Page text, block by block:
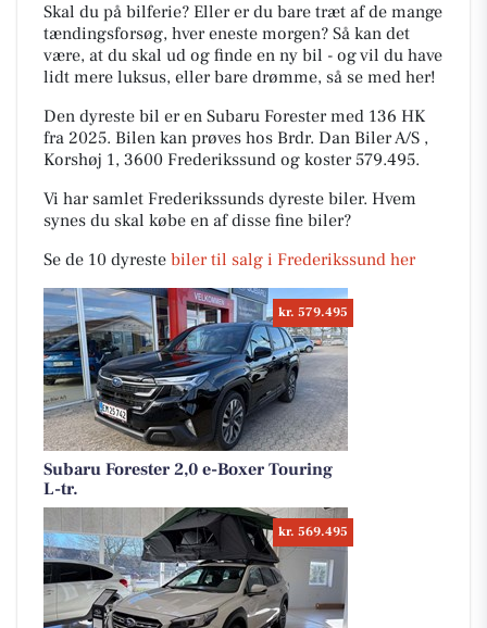
Skal du på bilferie? Eller er du bare træt af de mange
tændingsforsøg, hver eneste morgen? Så kan det
være, at du skal ud og finde en ny bil - og vil du have
lidt mere luksus, eller bare drømme, så se med her!
Den dyreste bil er en Subaru Forester med 136 HK
fra 2025. Bilen kan prøves hos Brdr. Dan Biler A/S ,
Korshøj 1, 3600 Frederikssund og koster 579.495.
Vi har samlet Frederikssunds dyreste biler. Hvem
synes du skal købe en af disse fine biler?
Se de 10 dyreste biler til salg i Frederikssund her
kr. 579.495
Subaru Forester 2,0 e-Boxer Touring
L-tr.
kr. 569.495